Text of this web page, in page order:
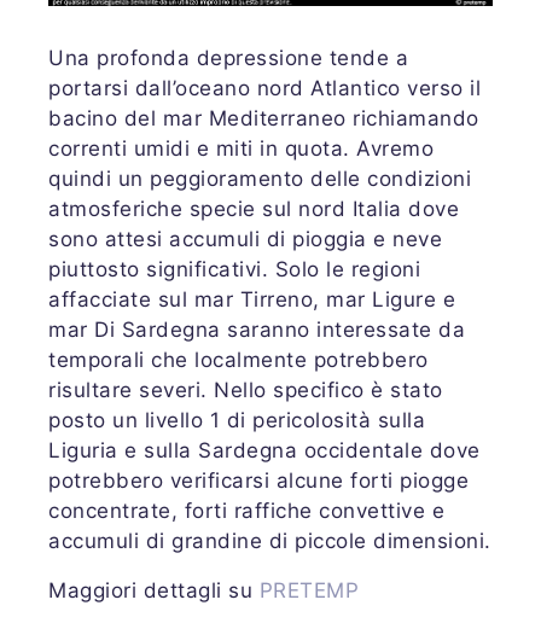
Una profonda depressione tende a
portarsi dall’oceano nord Atlantico verso il
bacino del mar Mediterraneo richiamando
correnti umidi e miti in quota. Avremo
quindi un peggioramento delle condizioni
atmosferiche specie sul nord Italia dove
sono attesi accumuli di pioggia e neve
piuttosto significativi. Solo le regioni
affacciate sul mar Tirreno, mar Ligure e
mar Di Sardegna saranno interessate da
temporali che localmente potrebbero
risultare severi. Nello specifico è stato
posto un livello 1 di pericolosità sulla
Liguria e sulla Sardegna occidentale dove
potrebbero verificarsi alcune forti piogge
concentrate, forti raffiche convettive e
accumuli di grandine di piccole dimensioni.
Maggiori dettagli su PRETEMP